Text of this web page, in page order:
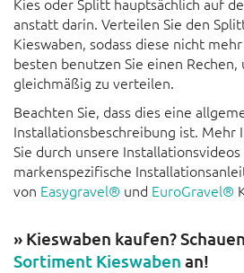
anstatt darin. Verteilen Sie den
Kieswaben, sodass diese nicht
besten benutzen Sie einen Rechen,
gleichmäßig zu verteilen.
Beachten Sie, dass dies eine
Installationsbeschreibung ist. Mehr
Sie durch unsere Installationsvideos
markenspezifische
von Easygravel® und EuroGravel®
» Kieswaben kaufen?
Sortiment Kieswaben an!